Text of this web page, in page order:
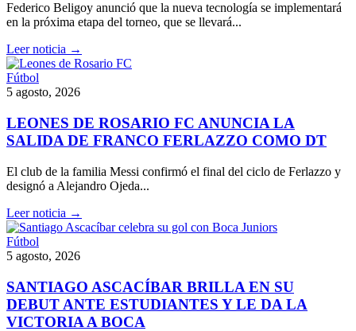
Federico Beligoy anunció que la nueva tecnología se implementará
en la próxima etapa del torneo, que se llevará...
Leer noticia →
Fútbol
5 agosto, 2026
LEONES DE ROSARIO FC ANUNCIA LA
SALIDA DE FRANCO FERLAZZO COMO DT
El club de la familia Messi confirmó el final del ciclo de Ferlazzo y
designó a Alejandro Ojeda...
Leer noticia →
Fútbol
5 agosto, 2026
SANTIAGO ASCACÍBAR BRILLA EN SU
DEBUT ANTE ESTUDIANTES Y LE DA LA
VICTORIA A BOCA